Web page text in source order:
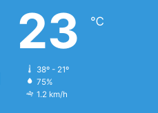
23 ℃
38º - 21º
75%
1.2 km/h